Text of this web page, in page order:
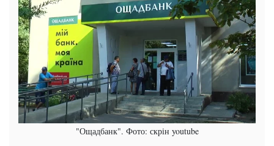
"Ощадбанк". Фото: скрін youtube